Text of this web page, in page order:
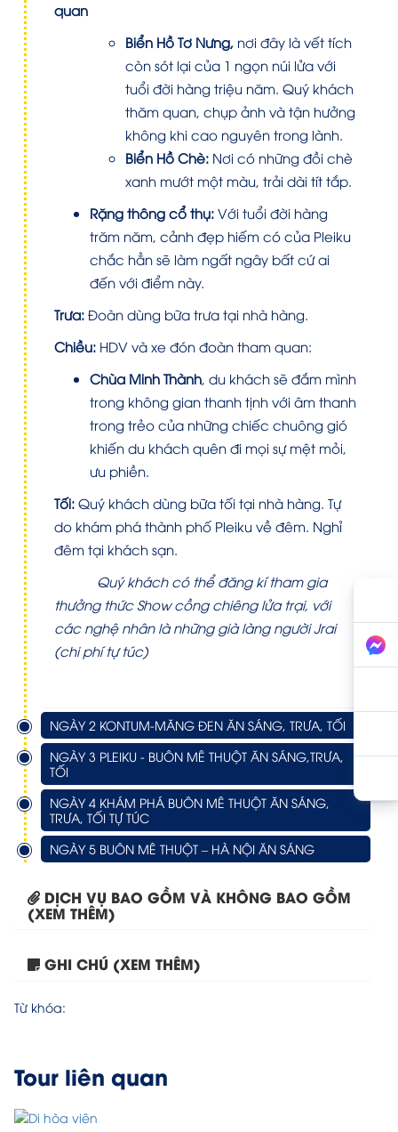
quan
Biển Hồ Tơ Nưng, nơi đây là vết tích
còn sót lại của 1 ngọn núi lửa với
tuổi đời hàng triệu năm. Quý khách
thăm quan, chụp ảnh và tận hưởng
không khi cao nguyên trong lành.
Biển Hồ Chè: Nơi có những đồi chè
xanh mướt một màu, trải dài tít tắp.
Rặng thông cổ thụ: Với tuổi đời hàng
trăm năm, cảnh đẹp hiếm có của Pleiku
chắc hẳn sẽ làm ngất ngây bất cứ ai
đến với điểm này.
Trưa: Đoàn dùng bữa trưa tại nhà hàng.
Chiều: HDV và xe đón đoàn tham quan:
Chùa Minh Thành, du khách sẽ đắm mình
trong không gian thanh tịnh với âm thanh
trong trẻo của những chiếc chuông gió
khiến du khách quên đi mọi sự mệt mỏi,
ưu phiền.
Tối: Quý khách dùng bữa tối tại nhà hàng. Tự
do khám phá thành phố Pleiku về đêm. Nghỉ
đêm tại khách sạn.
Quý khách có thể đăng kí tham gia
thưởng thức Show cồng chiêng lửa trại, với
các nghệ nhân là những già làng người Jrai
(chi phí tự túc)
NGÀY 2 KONTUM-MĂNG ĐEN ĂN SÁNG, TRƯA, TỐI
NGÀY 3 PLEIKU - BUÔN MÊ THUỘT ĂN SÁNG,TRƯA,
TỐI
NGÀY 4 KHÁM PHÁ BUÔN MÊ THUỘT ĂN SÁNG,
TRƯA, TỐI TỰ TÚC
NGÀY 5 BUÔN MÊ THUỘT – HÀ NỘI ĂN SÁNG
DỊCH VỤ BAO GỒM VÀ KHÔNG BAO GỒM
(XEM THÊM)
GHI CHÚ (XEM THÊM)
Từ khóa:
Tour liên quan
Tour Bắc Kinh – Tô...